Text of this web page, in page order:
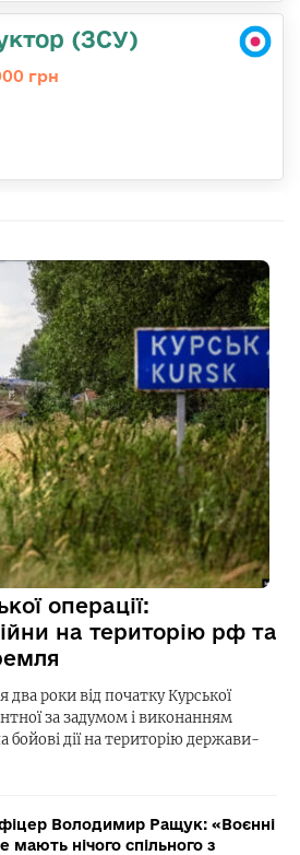
(ЗСУ)
грн
операції:
на територію рф та
два роки від початку Курської
за задумом і виконанням
бойові дії на територію держави-
Володимир Ращук: «Воєнні
мають нічого спільного з